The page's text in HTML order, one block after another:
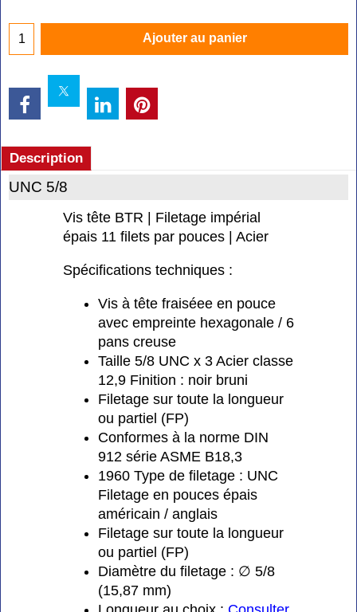
Ajouter au panier
Description
UNC 5/8
Vis tête BTR | Filetage impérial
épais 11 filets par pouces | Acier
Spécifications techniques :
Vis à tête fraiséee en pouce
avec empreinte hexagonale / 6
pans creuse
Taille 5/8 UNC x 3 Acier classe
12,9 Finition : noir bruni
Filetage sur toute la longueur
ou partiel (FP)
Conformes à la norme DIN
912 série ASME B18,3
1960 Type de filetage : UNC
Filetage en pouces épais
américain / anglais
Filetage sur toute la longueur
ou partiel (FP)
Diamètre du filetage : ∅ 5/8
(15,87 mm)